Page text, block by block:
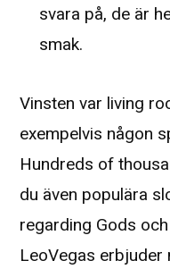
svara på, de är
smak.
Vinsten var living
exempelvis någon
Hundreds of
du även populära
regarding Gods
LeoVegas